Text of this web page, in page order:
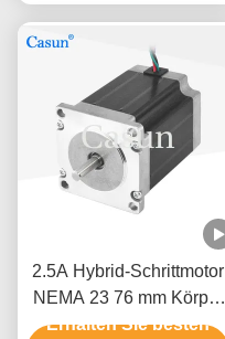
2.5A Hybrid-Schrittmotor
NEMA 23 76 mm Körper
1,5 N.M für CNC-
Erhalten Sie besten